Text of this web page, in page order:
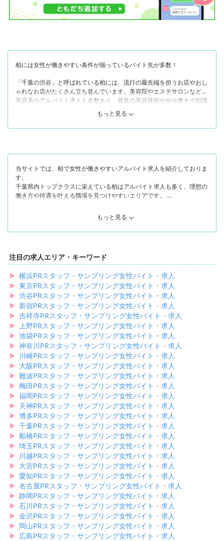
柏には女性が働きやすい条件が揃っているバイト先が多数！
「千葉の渋谷」と呼ばれている柏には、流行の最先端を担うお店やおし
ゃれなお店がたくさん立ち並んでいます。美容院やエステサロンなどの
美容系のアルバイト求人も多数あり、最新の美容技術や自分磨きの知識
そんな柏は、エリアによって特徴がガラッと変わります。
まず柏駅「東口」は駅のメイン出口であり、大型商業施設や商店街など
そして柏駅「西口」「南口」はレトロなカフェや飲食店といった個人店
着いた印象です。
「南柏駅」付近は柏駅周辺の次に栄えていますが、閑静な住宅街や公園
も多く、都会と田舎のよさをどちらも兼ね備えている場所といえます。
たくさんのお店がある柏なら「明るい場所で賑やかにアルバイトした
性もきっと理想の求人を見つけられます。
をご紹介します！
もっと見る
当サイトでは、柏で女性が働きやすいアルバイト求人を紹介しておりま
す。
千葉県内トップクラスに栄えている柏はアルバイト求人も多く、理想の
働き方や待遇を叶える職場を見つけやすいエリアです。
たとえば、美容院やネイルサロン、アイリッシュサロンでは、ハイレベ
ルな美容技術を学びながら働けるところばかりです。福利厚生や待遇は
お店によって違いがあり、当サイトで紹介している美容業界の求人では
成バック」など、珍しい制度を導入している職場ばかりです。
また、おしゃれなものやおいしいものが好きな方には、アパレルやカフ
ェスタッフのアルバイトがおすすめです。福利厚生の面では、社割があ
って自社商品を割引価格で購入できるのが嬉しいですよね。アパレルや
カフェにご来店されるお客様や働くスタッフとの出会いも多く、たくさ
んの刺激を受けながら働ける点も強みです。
このように、柏には魅力的なアルバイト求人が揃っています！気になる
求人があれば、募集を締め切る前に、お早めに応募してみてください
ね。
もっと見る
注目の求人エリア・キーワード
▶︎ 横浜PRスタッフ・サンプリング女性バイト・求人
▶︎ 東京PRスタッフ・サンプリング女性バイト・求人
▶︎ 渋谷PRスタッフ・サンプリング女性バイト・求人
▶︎ 新宿PRスタッフ・サンプリング女性バイト・求人
▶︎ 吉祥寺PRスタッフ・サンプリング女性バイト・求人
▶︎
上野PRスタッフ・サンプリング女性バイト・求人
▶︎ 池袋PRスタッフ・サンプリング女性バイト・求人
▶︎ 神奈川PRスタッフ・サンプリング女性バイト・求人
▶︎
川崎PRスタッフ・サンプリング女性バイト・求人
▶︎ 大阪PRスタッフ・サンプリング女性バイト・求人
▶︎ 難波PRスタッフ・サンプリング女性バイト・求人
▶︎ 梅田PRスタッフ・サンプリング女性バイト・求人
▶︎ 福岡PRスタッフ・サンプリング女性バイト・求人
▶︎ 天神PRスタッフ・サンプリング女性バイト・求人
▶︎ 博多PRスタッフ・サンプリング女性バイト・求人
▶︎ 千葉PRスタッフ・サンプリング女性バイト・求人
▶︎ 船橋PRスタッフ・サンプリング女性バイト・求人
▶︎ 埼玉PRスタッフ・サンプリング女性バイト・求人
▶︎
川越PRスタッフ・サンプリング女性バイト・求人
▶︎ 大宮PRスタッフ・サンプリング女性バイト・求人
▶︎ 愛知PRスタッフ・サンプリング女性バイト・求人
▶︎ 名古屋PRスタッフ・サンプリング女性バイト・求人
▶︎ 静岡PRスタッフ・サンプリング女性バイト・求人
▶︎ 石川PRスタッフ・サンプリング女性バイト・求人
▶︎ 金沢PRスタッフ・サンプリング女性バイト・求人
▶︎ 岡山PRスタッフ・サンプリング女性バイト・求人
▶︎ 広島PRスタッフ・サンプリング女性バイト・求人